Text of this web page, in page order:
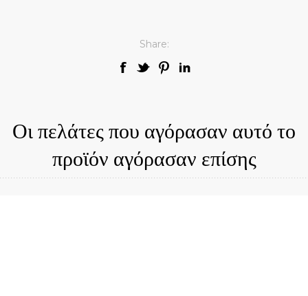
Share:
Οι πελάτες που αγόρασαν αυτό το
προϊόν αγόρασαν επίσης